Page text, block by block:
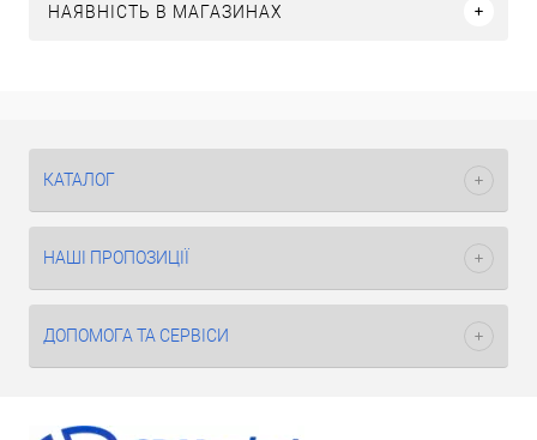
НАЯВНІСТЬ В МАГАЗИНАХ
КАТАЛОГ
НАШІ ПРОПОЗИЦІЇ
ДОПОМОГА ТА СЕРВІСИ